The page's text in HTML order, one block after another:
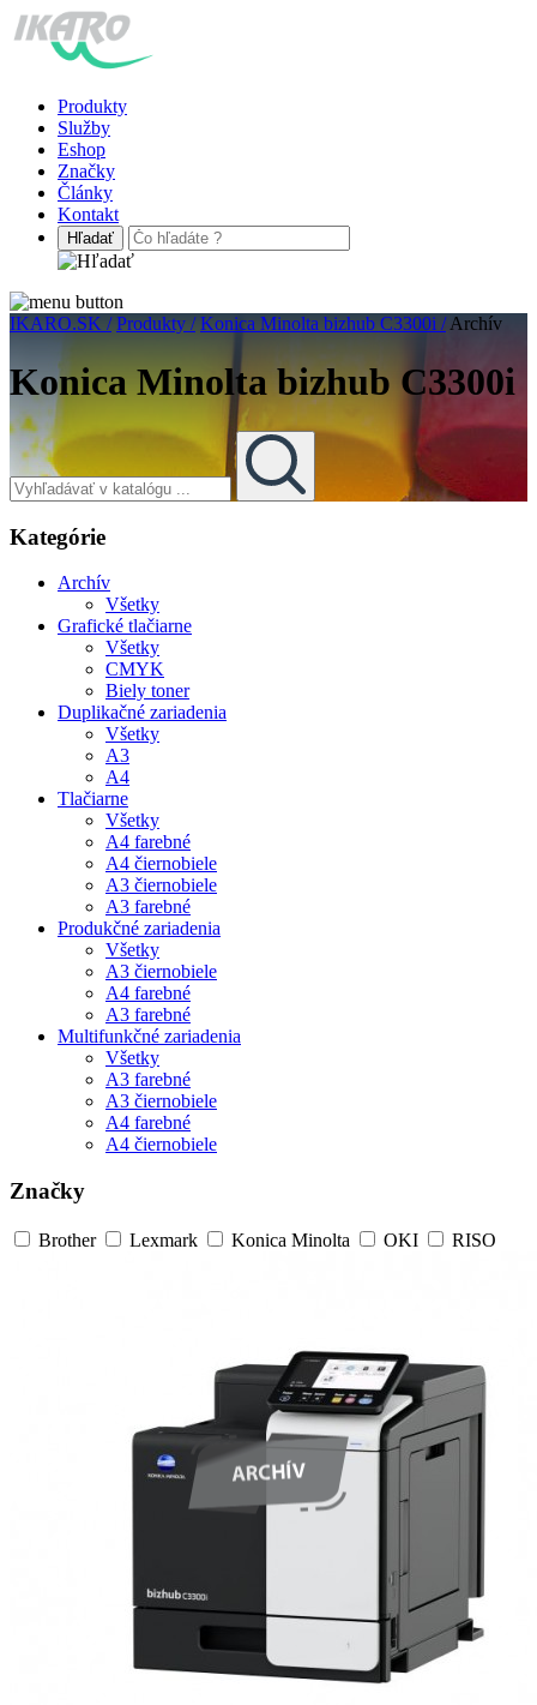
Produkty
Služby
Eshop
Značky
Články
Kontakt
IKARO.SK / Produkty / Konica Minolta bizhub C3300i /Archív
Konica Minolta bizhub C3300i
Kategórie
Archív
Všetky
Grafické tlačiarne
Všetky
CMYK
Biely toner
Duplikačné zariadenia
Všetky
A3
A4
Tlačiarne
Všetky
A4 farebné
A4 čiernobiele
A3 čiernobiele
A3 farebné
Produkčné zariadenia
Všetky
A3 čiernobiele
A4 farebné
A3 farebné
Multifunkčné zariadenia
Všetky
A3 farebné
A3 čiernobiele
A4 farebné
A4 čiernobiele
Značky
Brother Lexmark Konica Minolta OKI RISO